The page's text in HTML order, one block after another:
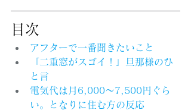
目次
アフターで一番聞きたいこと
「二重窓がスゴイ！」旦那様のひ
と言
電気代は月6,000〜7,500円ぐら
い。となりに住む方の反応